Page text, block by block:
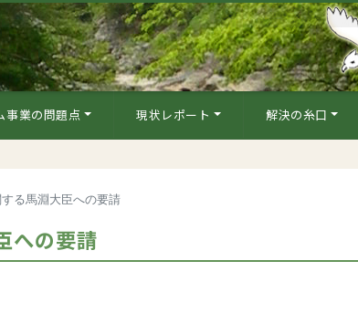
事業の問題点 現状レポート 解決の糸口
る馬淵大臣への要請
への要請